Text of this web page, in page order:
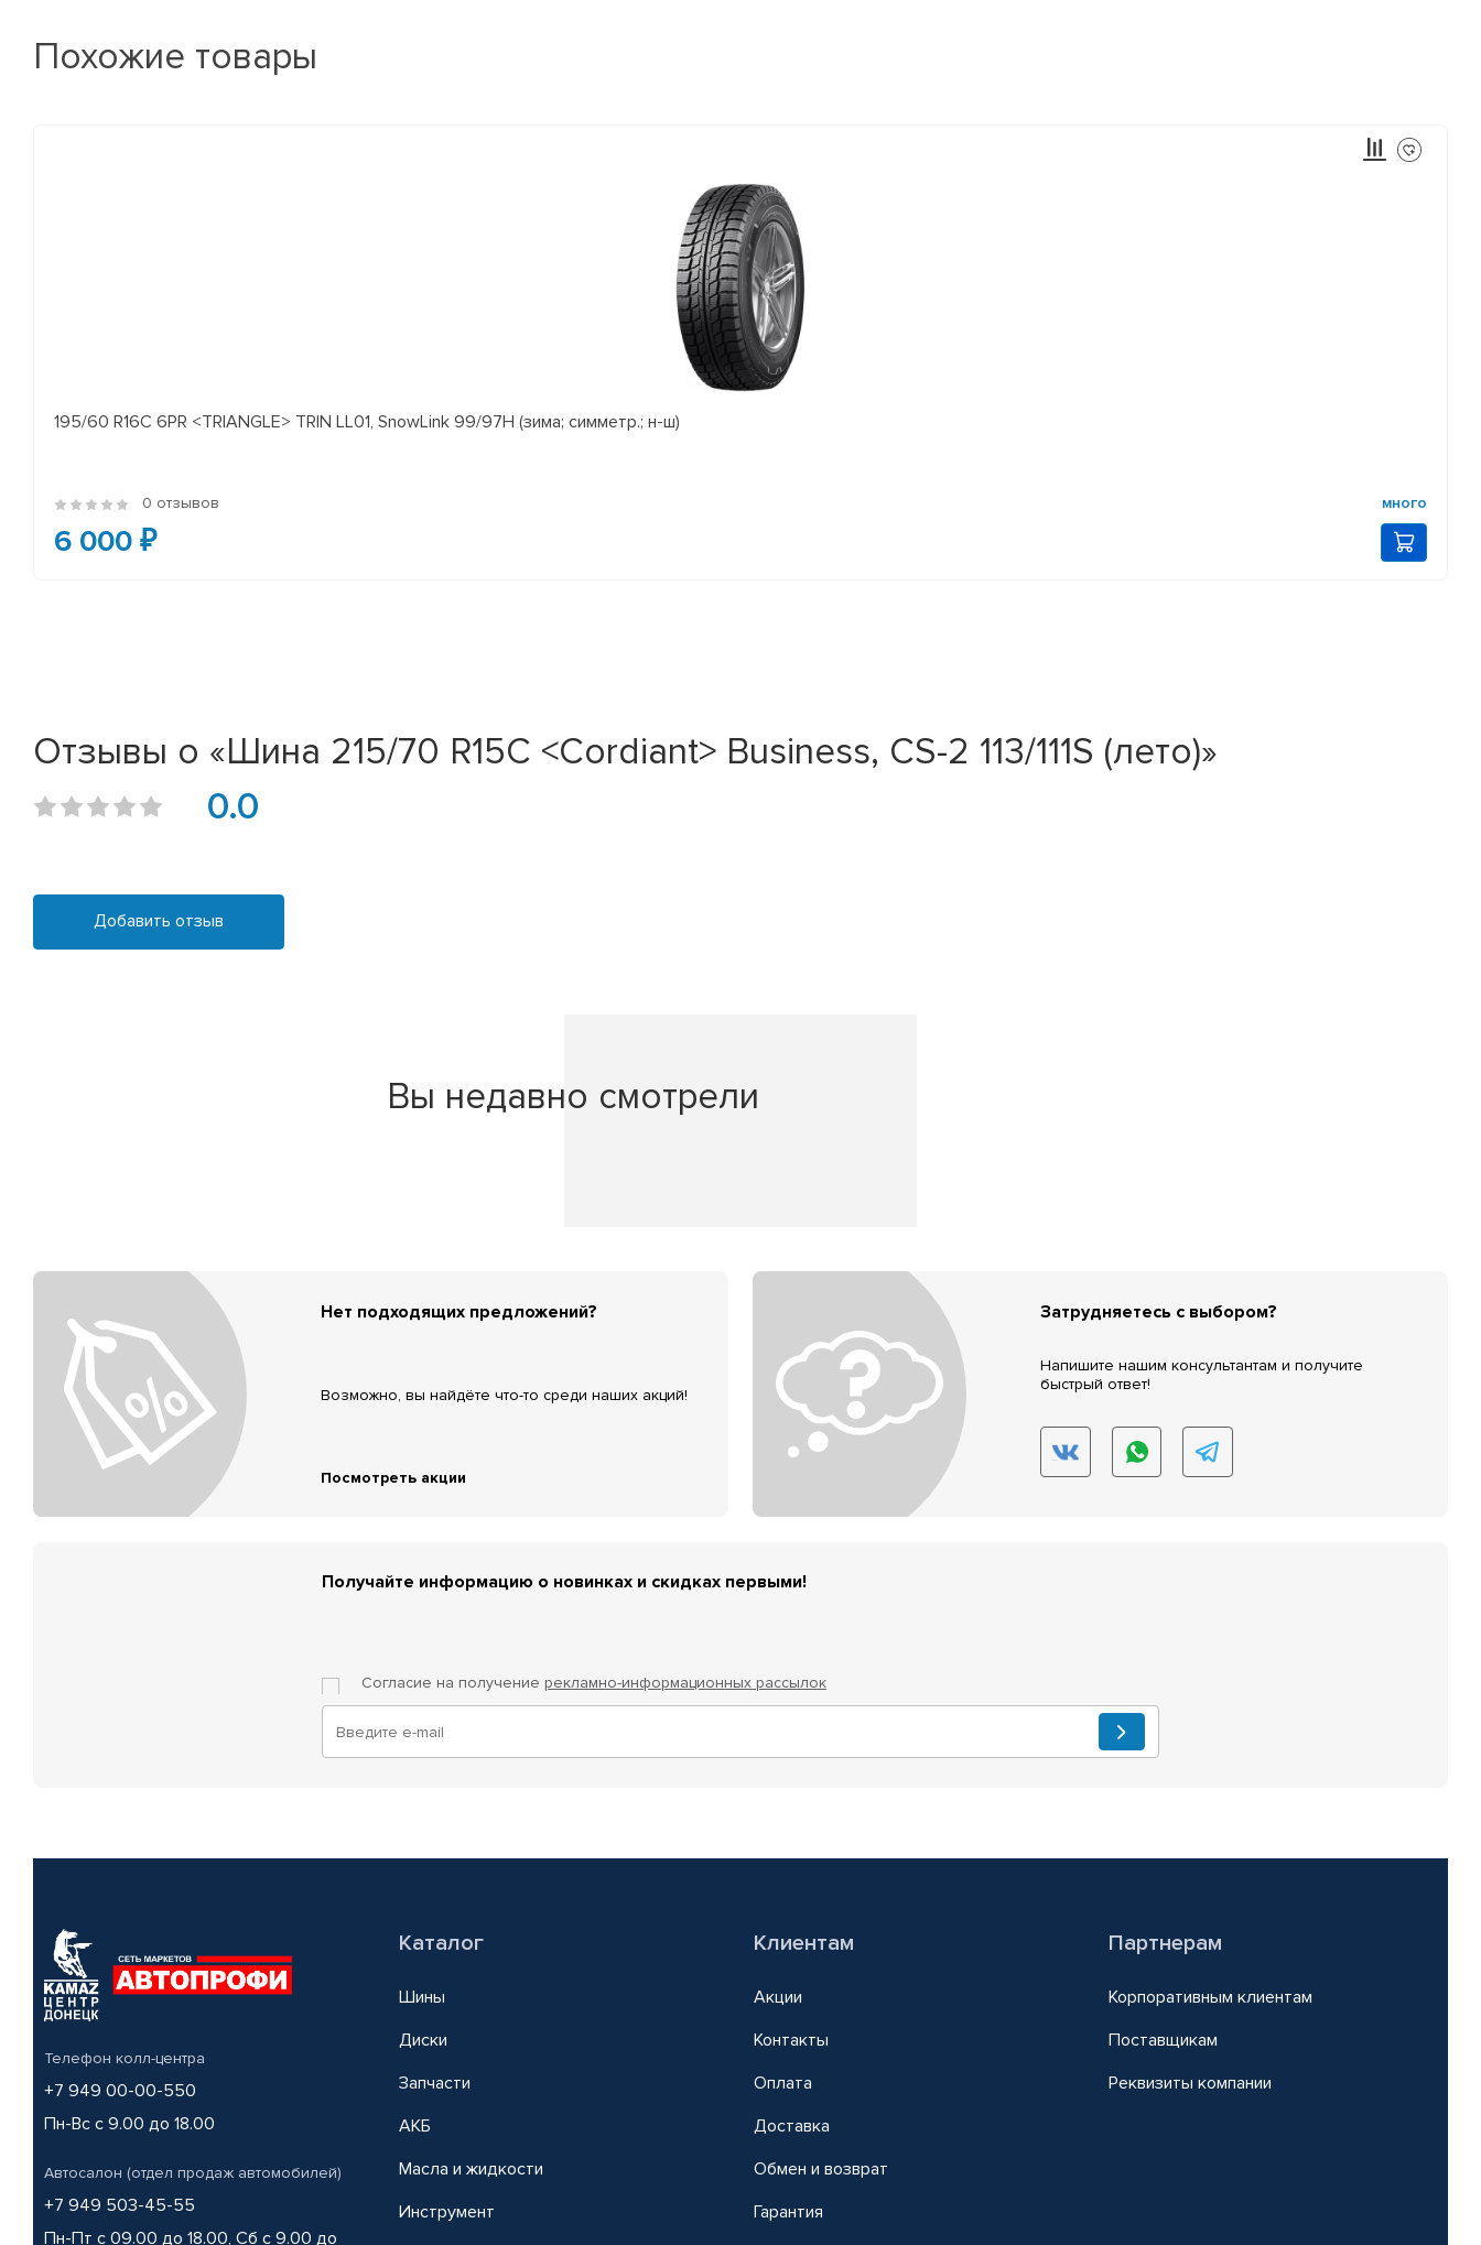
Похожие товары
195/60 R16C 6PR <TRIANGLE> TRIN LL01, SnowLink 99/97H (зима; симметр.; н-ш)
0 отзывов много
6 000 ₽
Отзывы о «Шина 215/70 R15C <Cordiant> Business, CS-2 113/111S (лето)»
0.0
Добавить отзыв
Вы недавно смотрели
Нет подходящих предложений?
Возможно, вы найдёте что-то среди наших акций!
Посмотреть акции
Затрудняетесь с выбором?
Напишите нашим консультантам и получите
быстрый ответ!
Получайте информацию о новинках и скидках первыми!
Согласие на получение рекламно-информационных рассылок
Телефон колл-центра
+7 949 00-00-550
Пн-Вс с 9.00 до 18.00
Автосалон (отдел продаж автомобилей)
+7 949 503-45-55
Пн-Пт с 09.00 до 18.00, Сб с 9.00 до
Каталог
Шины
Диски
Запчасти
АКБ
Масла и жидкости
Инструмент
Клиентам
Акции
Контакты
Оплата
Доставка
Обмен и возврат
Гарантия
Партнерам
Корпоративным клиентам
Поставщикам
Реквизиты компании